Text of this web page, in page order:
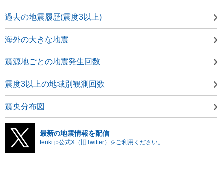
過去の地震履歴(震度3以上)
海外の大きな地震
震源地ごとの地震発生回数
震度3以上の地域別観測回数
震央分布図
最新の地震情報を配信
tenki.jp公式X（旧Twitter）をご利用ください。